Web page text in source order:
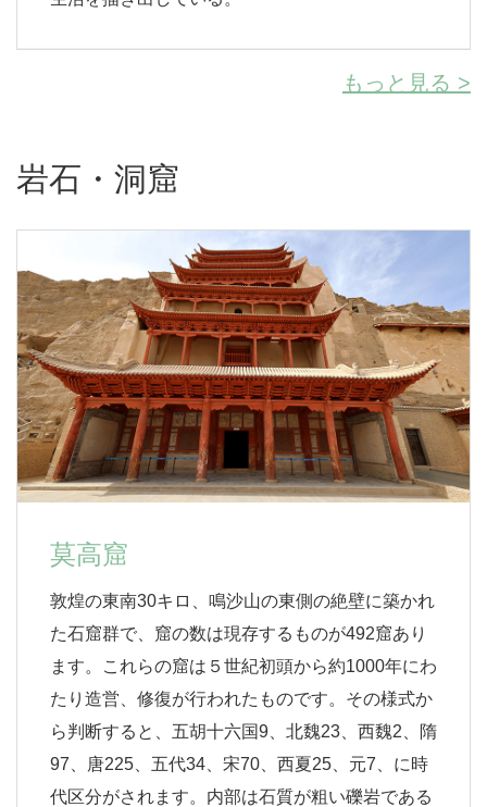
もっと見る >
岩石・洞窟
莫高窟
敦煌の東南30キロ、鳴沙山の東側の絶壁に築かれ
た石窟群で、窟の数は現存するものが492窟あり
ます。これらの窟は５世紀初頭から約1000年にわ
たり造営、修復が行われたものです。その様式か
ら判断すると、五胡十六国9、北魏23、西魏2、隋
97、唐225、五代34、宋70、西夏25、元7、に時
代区分がされます。内部は石質が粗い礫岩である